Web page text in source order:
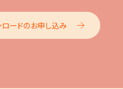
ードのお申し込み